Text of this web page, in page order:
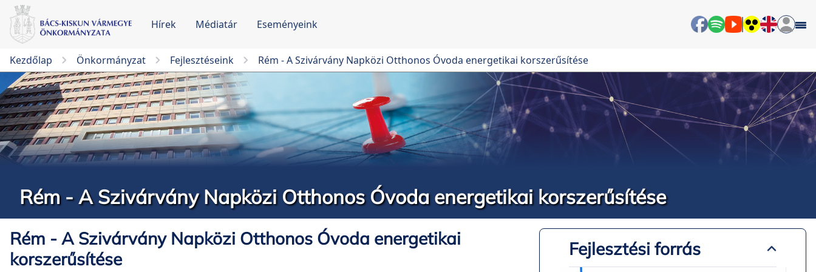
Hírek Médiatár Eseményeink
Kezdőlap Önkormányzat Fejlesztéseink Rém - A Szivárvány Napközi Otthonos Óvoda energetikai korszerűsítése
Rém - A Szivárvány Napközi Otthonos Óvoda energetikai korszerűsítése
Rém - A Szivárvány Napközi Otthonos Óvoda energetikai
korszerűsítése
Fejlesztési forrás